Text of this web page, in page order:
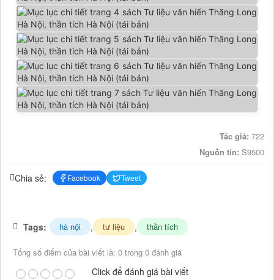
Tác giả: 722
Nguồn tin: S9500
Chia sẻ: Facebook Tweet
Tags: hà nội , tư liệu , thần tích
Tổng số điểm của bài viết là: 0 trong 0 đánh giá
Click để đánh giá bài viết